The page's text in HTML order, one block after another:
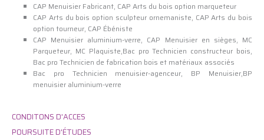
CAP Menuisier Fabricant, CAP Arts du bois option marqueteur
CAP Arts du bois option sculpteur ornemaniste, CAP Arts du bois
option tourneur, CAP Ébéniste
CAP Menuisier aluminium-verre, CAP Menuisier en sièges, MC
Parqueteur, MC Plaquiste,Bac pro Technicien constructeur bois,
Bac pro Technicien de fabrication bois et matériaux associés
Bac pro Technicien menuisier-agenceur, BP Menuisier,BP
menuisier aluminium-verre
CONDITONS D'ACCES
POURSUITE D'ÉTUDES